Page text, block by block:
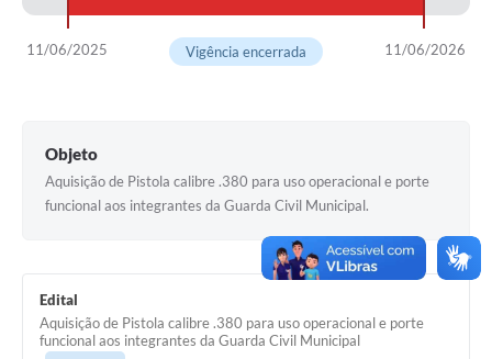
COVID - 19
Ouvidoria
Uso de Internet e Recursos de Informática
Guarda Civil Municipal (GCM)
Arborização urbana
11/06/2025 11/06/2026
Vigência encerrada
Objeto
Aquisição de Pistola calibre .380 para uso operacional e porte
funcional aos integrantes da Guarda Civil Municipal.
Edital
Aquisição de Pistola calibre .380 para uso operacional e porte
funcional aos integrantes da Guarda Civil Municipal